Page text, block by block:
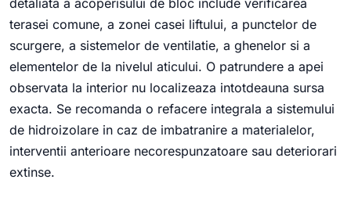
terasei comune, a zonei casei liftului, a punctelor de
scurgere, a sistemelor de ventilatie, a ghenelor si a
elementelor de la nivelul aticului. O patrundere a apei
observata la interior nu localizeaza intotdeauna sursa
exacta. Se recomanda o refacere integrala a sistemului
de hidroizolare in caz de imbatranire a materialelor,
interventii anterioare necorespunzatoare sau deteriorari
extinse.